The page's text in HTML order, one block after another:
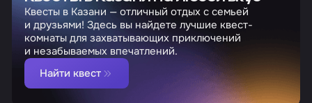
Квесты в Казани — отличный отдых с семьей
и друзьями! Здесь вы найдете лучшие квест-
комнаты для захватывающих приключений
и незабываемых впечатлений.
Найти квест